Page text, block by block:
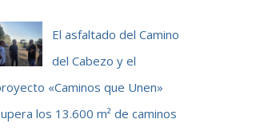
El asfaltado del Camino
del Cabezo y el
«Caminos que Unen»
los 13.600 m² de caminos